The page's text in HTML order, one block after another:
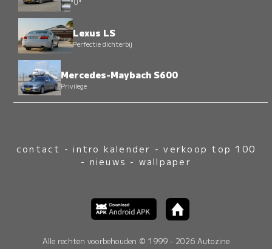
Lexus LS
Perfectie dichterbij
Mercedes-Maybach S600
Privilege
contact -intro kalender -verkoop top 100
- nieuws - wallpaper
Alle rechten voorbehouden © 1999 - 2026 Autozine